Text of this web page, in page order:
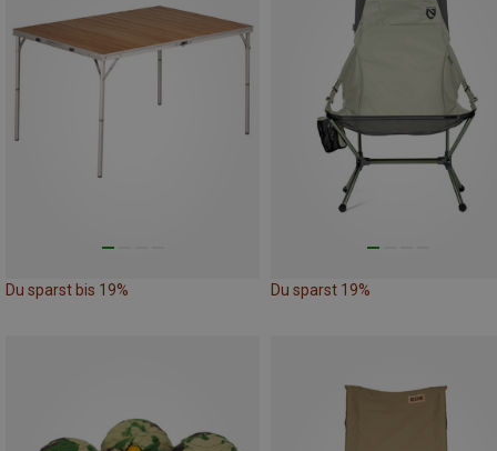
Du sparst bis 19% Du sparst 19%